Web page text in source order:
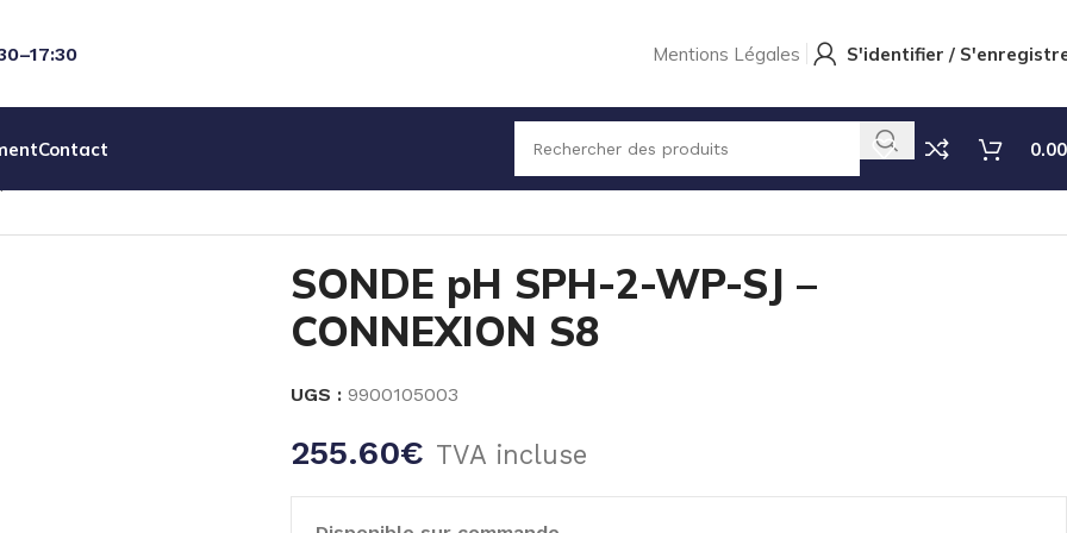
Mentions Légales S'identifier /
Contact
0.00
SONDE pH SPH-2-WP-SJ –
CONNEXION S8
UGS : 9900105003
255.60€ TVA incluse